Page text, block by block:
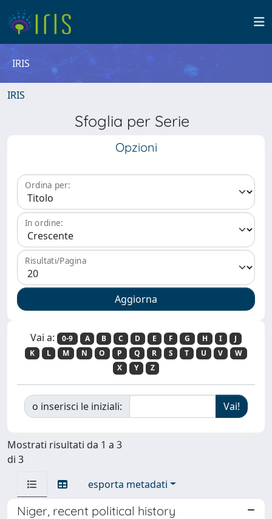
IRIS
IRIS
Sfoglia per Serie
Opzioni
Ordina per:
In ordine:
Risultati/Pagina
Vai a: 0-9 A B C D E F G H I
J
K
L M N O P Q R S T U V
W
X
Y Z
o inserisci le iniziali:
Mostrati risultati da 1 a 3
di 3
esporta metadati
Niger, recent political history